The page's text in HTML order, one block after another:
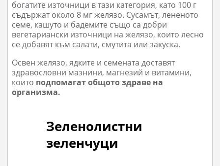
богатите източници в тази категория, като 100 г
съдържат около 8 мг желязо. Сусамът, лененото
семе, кашуто и бадемите също са добри
вегетариански източници на желязо, които лесно
се добавят към салати, смутита или закуска.
Освен желязо, ядките и семената доставят
здравословни мазнини, магнезий и витамини,
които подпомагат общото здраве на
организма.
Зеленолистни
зеленчуци